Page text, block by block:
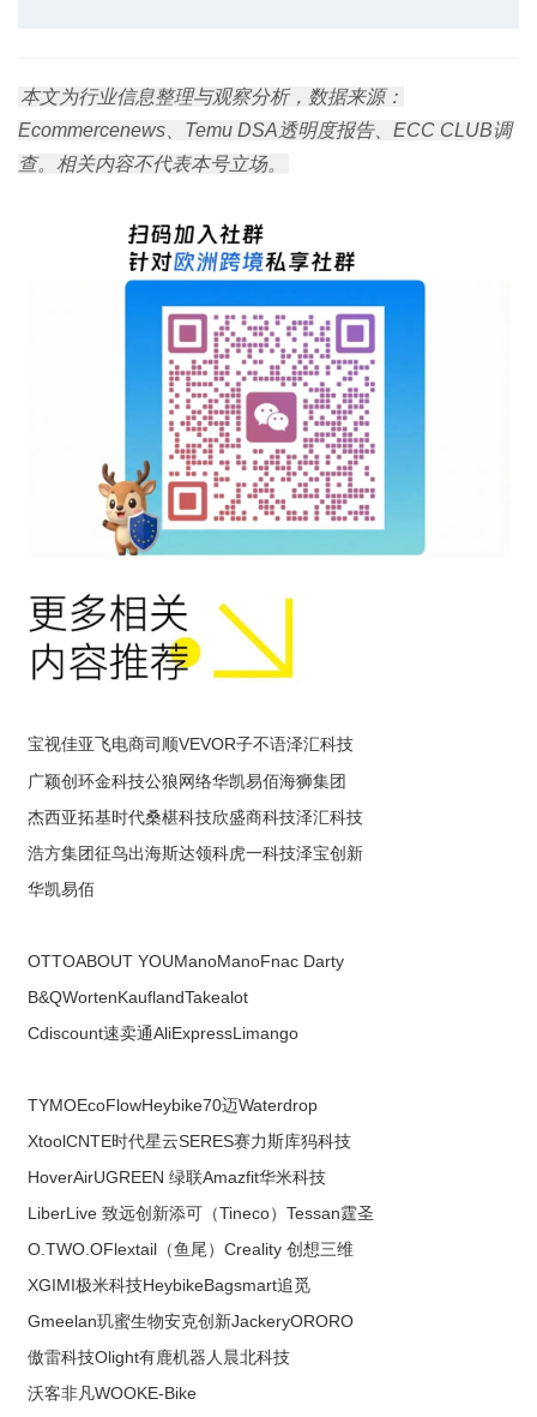
本文为行业信息整理与观察分析，数据来源：
Ecommercenews、Temu DSA透明度报告、ECC CLUB调
查。相关内容不代表本号立场。
宝视佳亚飞电商司顺VEVOR子不语泽汇科技
广颖创环金科技公狼网络华凯易佰海狮集团
杰西亚拓基时代桑椹科技欣盛商科技泽汇科技
浩方集团征鸟出海斯达领科虎一科技泽宝创新
华凯易佰
OTTOABOUT YOUManoManoFnac Darty
B&QWortenKauflandTakealot
Cdiscount速卖通AliExpressLimango
TYMOEcoFlowHeybike70迈Waterdrop
XtoolCNTE时代星云SERES赛力斯库犸科技
HoverAirUGREEN 绿联Amazfit华米科技
LiberLive 致远创新添可（Tineco） Tessan霆圣
O.TWO.OFlextail（鱼尾） Creality 创想三维
XGIMI极米科技HeybikeBagsmart追觅
Gmeelan玑蜜生物安克创新JackeryORORO
傲雷科技Olight有鹿机器人 晨北科技
沃客非凡WOOKE-Bike